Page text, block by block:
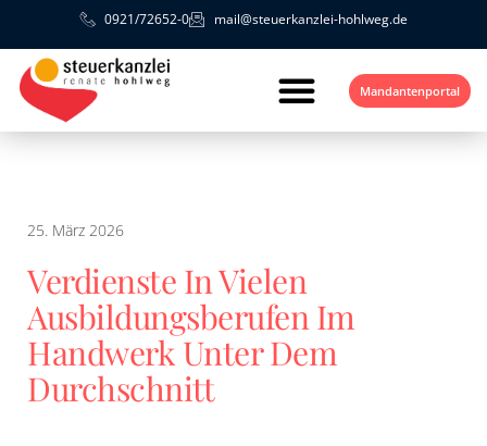
0921/72652-0 mail@steuerkanzlei-hohlweg.de
Mandantenportal
25. März 2026
Verdienste In Vielen
Ausbildungsberufen Im
Handwerk Unter Dem
Durchschnitt